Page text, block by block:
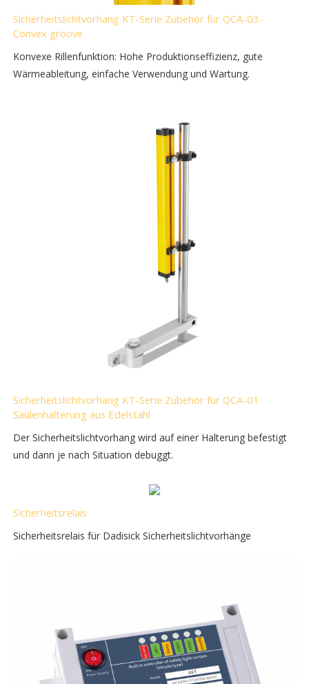
Sicherheitslichtvorhang KT-Serie Zubehör für QCA-03-
Convex groove
Konvexe Rillenfunktion: Hohe Produktionseffizienz, gute
Wärmeableitung, einfache Verwendung und Wartung.
Sicherheitslichtvorhang KT-Serie Zubehör für QCA-01
Säulenhalterung aus Edelstahl
Der Sicherheitslichtvorhang wird auf einer Halterung befestigt
und dann je nach Situation debuggt.
Sicherheitsrelais
Sicherheitsrelais für Dadisick Sicherheitslichtvorhänge